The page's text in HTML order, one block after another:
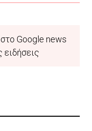
Google news
ειδήσεις